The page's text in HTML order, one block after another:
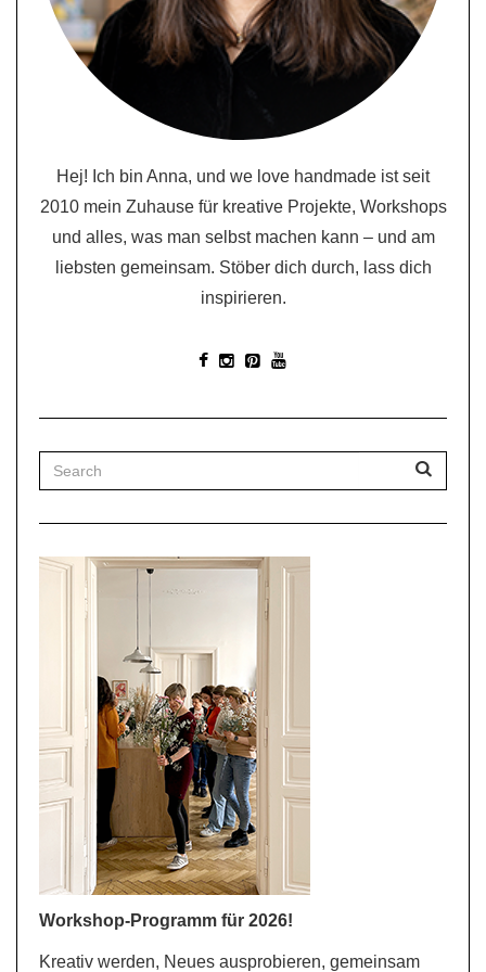
Hej! Ich bin Anna, und we love handmade ist seit
2010 mein Zuhause für kreative Projekte, Workshops
und alles, was man selbst machen kann – und am
liebsten gemeinsam. Stöber dich durch, lass dich
inspirieren.
Workshop-Programm für 2026!
Kreativ werden, Neues ausprobieren, gemeinsam